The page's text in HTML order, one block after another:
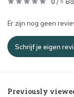
0 /
Er zijn nog geen
Schrijf je eigen
Previously